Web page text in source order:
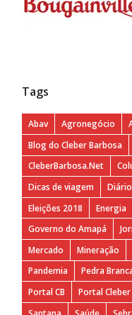
Tags
Abav Agronegócio
Blog do Cleber Barbosa
CleberBarbosa.Net
Dicas de viagem
Eleições 2018
Energia
Governo do Amapá
Mercado
Mineração
Pandemia
Pedra
Portal CB
Portal